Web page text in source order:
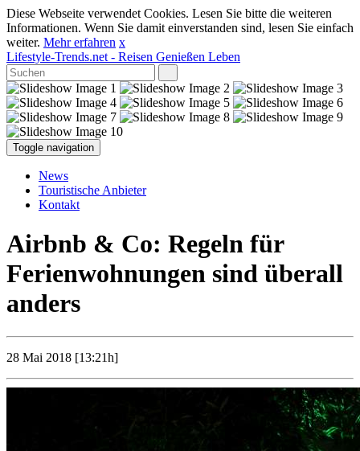
Diese Webseite verwendet Cookies. Lesen Sie bitte die weiteren
Informationen. Wenn Sie damit einverstanden sind, lesen Sie einfach
weiter. Mehr erfahren x
Lifestyle-Trends.net - Reisen Genießen Leben
Toggle navigation
News
Touristische Anbieter
Kontakt
Airbnb & Co: Regeln für
Ferienwohnungen sind überall
anders
28 Mai 2018 [13:21h]